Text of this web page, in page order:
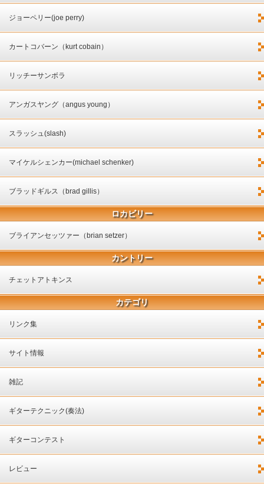
ジョーペリー(joe perry)
カートコバーン（kurt cobain）
リッチーサンボラ
アンガスヤング（angus young）
スラッシュ(slash)
マイケルシェンカー(michael schenker)
ブラッドギルス（brad gillis）
ロカビリー
ブライアンセッツァー（brian setzer）
カントリー
チェットアトキンス
カテゴリ
リンク集
サイト情報
雑記
ギターテクニック(奏法)
ギターコンテスト
レビュー